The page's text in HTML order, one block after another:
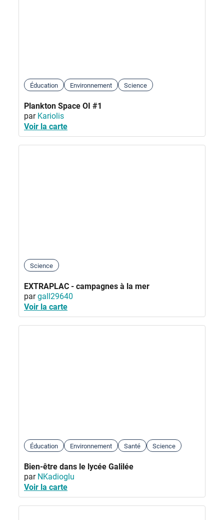
Éducation Environnement Science
Plankton Space OI #1
par Kariolis
Voir la carte
Science
EXTRAPLAC - campagnes à la mer
pargall29640
Voir la carte
Éducation Environnement Santé Science
Bien-être dans le lycée Galilée
par NKadioglu
Voir la carte